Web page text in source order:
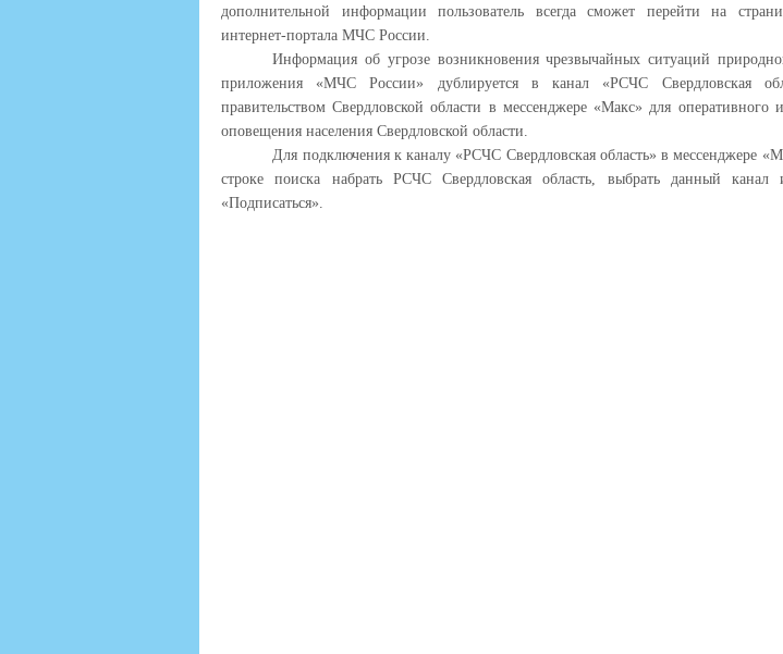
дополнительной информации пользователь всегда сможет перейти на
интернет-портала МЧС России.
Информация об угрозе возникновения чрезвычайных ситуаций
приложения «МЧС России» дублируется в канал «РСЧС Свердловская
правительством Свердловской области в мессенджере «Макс» для оперативного
оповещения населения Свердловской области.
Для подключения к каналу «РСЧС Свердловская область» в мессенджере
строке поиска набрать РСЧС Свердловская область, выбрать данный
«Подписаться».